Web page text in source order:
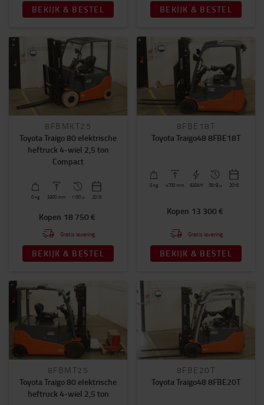
Prijs
49000€
Draaiuren (u)
-
Bouwjaar
2021
Vorklengte (mm)
1200(27)
1100(4)
MEER TONEN
Type mast
Triplex (3-delig) met vrije heffing
(35)
Duplex (2-delig)
Aandrijving
Elektrisch (38)
Totale hoogte (mm)
1900mm 3200mm
BEKIJK & BESTEL BEKIJK & BESTEL
8FBMKT25
Toyota Traigo 80 elektrische
heftruck 4-wiel 2,5 ton
Compact
0 kg 3300 mm 1150 u 2019
Kopen 18 750 €
Gratis levering
BEKIJK & BESTEL
8FBE18T
Toyota Traigo48 8FBE18T
0 kg 4700 mm 630AH 5618 u 2016
Kopen 13 300 €
Gratis levering
BEKIJK & BESTEL
8FBMT25
Toyota Traigo 80 elektrische
heftruck 4-wiel 2,5 ton
8FBE20T
Toyota Traigo48 8FBE20T